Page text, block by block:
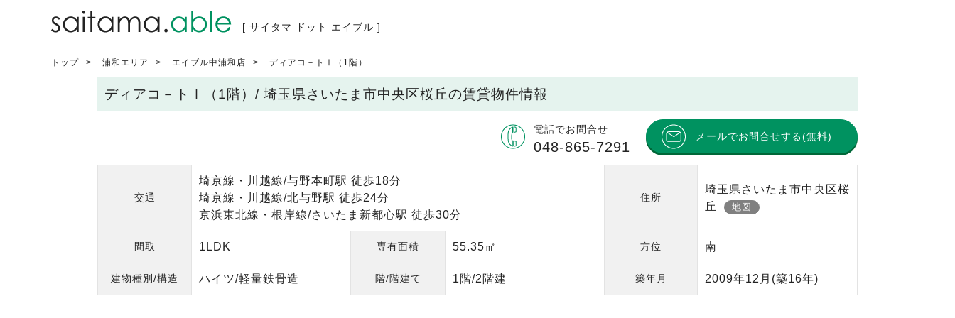
[ サイタマ ドット エイブル ]
トップ 浦和エリア エイブル中浦和店 ディアコ－トⅠ（1階）
ディアコ－トⅠ（1階）/ 埼玉県さいたま市中央区桜丘の賃貸物件情報
電話でお問合せ
048-865-7291
メールでお問合せする(無料)
交通
埼京線・川越線/与野本町駅 徒歩18分
埼京線・川越線/北与野駅 徒歩24分
京浜東北線・根岸線/さいたま新都心駅 徒歩30分
住所
埼玉県さいたま市中央区桜
丘
地図
間取 1LDK 専有面積 55.35㎡ 方位 南
建物種別/構造 ハイツ/軽量鉄骨造 階/階建て 1階/2階建 築年月 2009年12月 (築16年)